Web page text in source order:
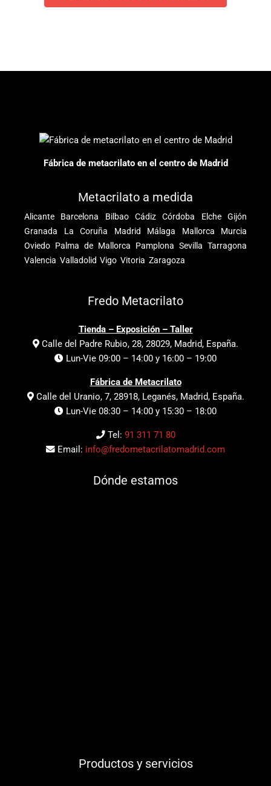
Fábrica de metacrilato en el centro de Madrid
Metacrilato a medida
Alicante Barcelona Bilbao Cádiz Córdoba Elche
Gijón
Granada
La Coruña Madrid Málaga Mallorca
Murcia
Oviedo Palma de Mallorca Pamplona Sevilla Tarragona
Valencia Valladolid Vigo Vitoria Zaragoza
Fredo Metacrilato
Tienda – Exposición – Taller
Calle del Padre Rubio, 28, 28029, Madrid, España.
Lun-Vie 09:00 – 14:00 y 16:00 – 19:00
Fábrica de Metacrilato
Calle del Uranio, 7, 28918, Leganés, Madrid, España.
Lun-Vie 08:30 – 14:00 y 15:30 – 18:00
Tel: 91 311 71 80
Email: info@fredometacrilatomadrid.com
Dónde estamos
Productos y servicios